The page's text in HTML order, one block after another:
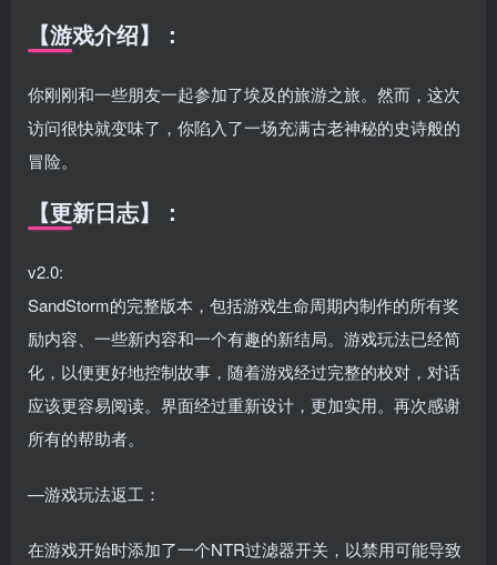
【游戏介绍】：
你刚刚和一些朋友一起参加了埃及的旅游之旅。然而，这次
访问很快就变味了，你陷入了一场充满古老神秘的史诗般的
冒险。
【更新日志】：
v2.0:
SandStorm的完整版本，包括游戏生命周期内制作的所有奖
励内容、一些新内容和一个有趣的新结局。游戏玩法已经简
化，以便更好地控制故事，随着游戏经过完整的校对，对话
应该更容易阅读。界面经过重新设计，更加实用。再次感谢
所有的帮助者。
—游戏玩法返工：
在游戏开始时添加了一个NTR过滤器开关，以禁用可能导致